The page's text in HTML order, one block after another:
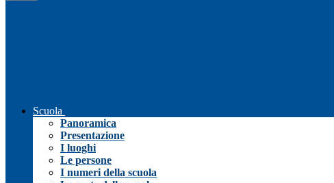
Scuola
Panoramica
Presentazione
I luoghi
Le persone
I numeri della scuola